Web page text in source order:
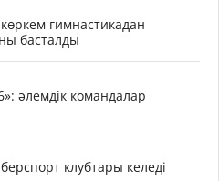
гимнастикадан
басталды
әлемдік командалар
клубтары келеді